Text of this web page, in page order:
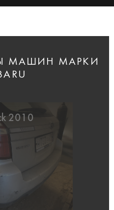
МАШИН МАРКИ
2010